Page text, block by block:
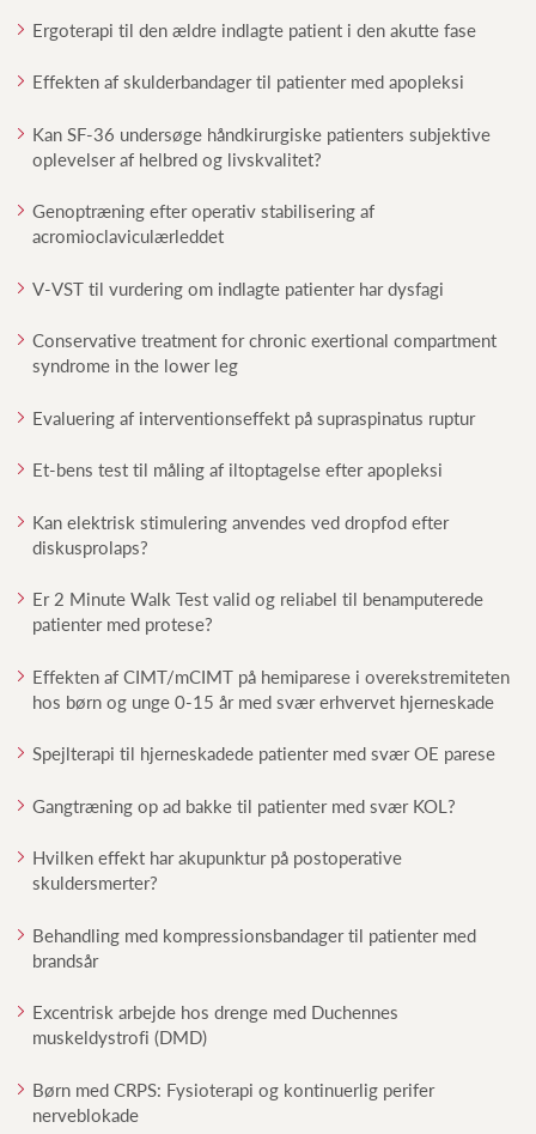
Ergoterapi til den ældre indlagte patient i den akutte fase
Effekten af skulderbandager til patienter med apopleksi
Kan SF-36 undersøge håndkirurgiske patienters subjektive
oplevelser af helbred og livskvalitet?
Genoptræning efter operativ stabilisering af
acromioclaviculærleddet
V-VST til vurdering om indlagte patienter har dysfagi
Conservative treatment for chronic exertional compartment
syndrome in the lower leg
Evaluering af interventionseffekt på supraspinatus ruptur
Et-bens test til måling af iltoptagelse efter apopleksi
Kan elektrisk stimulering anvendes ved dropfod efter
diskusprolaps?
Er 2 Minute Walk Test valid og reliabel til benamputerede
patienter med protese?
Effekten af CIMT/mCIMT på hemiparese i overekstremiteten
hos børn og unge 0-15 år med svær erhvervet hjerneskade
Spejlterapi til hjerneskadede patienter med svær OE parese
Gangtræning op ad bakke til patienter med svær KOL?
Hvilken effekt har akupunktur på postoperative
skuldersmerter?
Behandling med kompressionsbandager til patienter med
brandsår
Excentrisk arbejde hos drenge med Duchennes
muskeldystrofi (DMD)
Børn med CRPS: Fysioterapi og kontinuerlig perifer
nerveblokade